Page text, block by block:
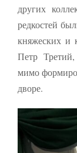
других
редкостей
княжеских и
Петр
мимо
дворе.